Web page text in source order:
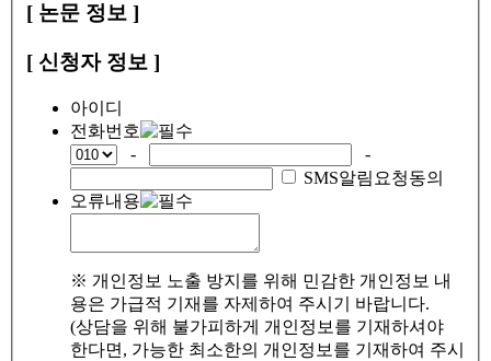
[ 논문 정보 ]
[ 신청자 정보 ]
아이디
전화번호
-
-
SMS알림요청동의
오류내용
※ 개인정보 노출 방지를 위해 민감한 개인정보 내
용은 가급적 기재를 자제하여 주시기 바랍니다.
(상담을 위해 불가피하게 개인정보를 기재하셔야
한다면, 가능한 최소한의 개인정보를 기재하여 주시